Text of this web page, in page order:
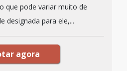
que pode variar muito de
designada para ele,...
agora